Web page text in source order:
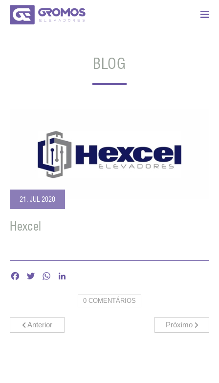
BLOG
21. JUL 2020
Hexcel
Facebook
TwitterWhatsApp
0 COMENTÁRIOS
Anterior Próximo